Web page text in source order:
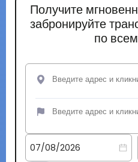
Получите
забронируйте
по